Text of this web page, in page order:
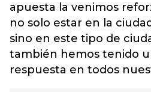
apuesta la venimos
no solo estar en la
sino en este tipo de
también hemos tenido
respuesta en todos